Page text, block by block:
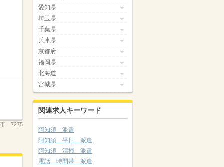
7275
愛知県
埼玉県
千葉県
兵庫県
京都府
福岡県
北海道
宮城県
関連求人キーワード
阿知須 派遣
阿知須 平日 派遣
阿知須 清掃 派遣
電話 時間帯 派遣